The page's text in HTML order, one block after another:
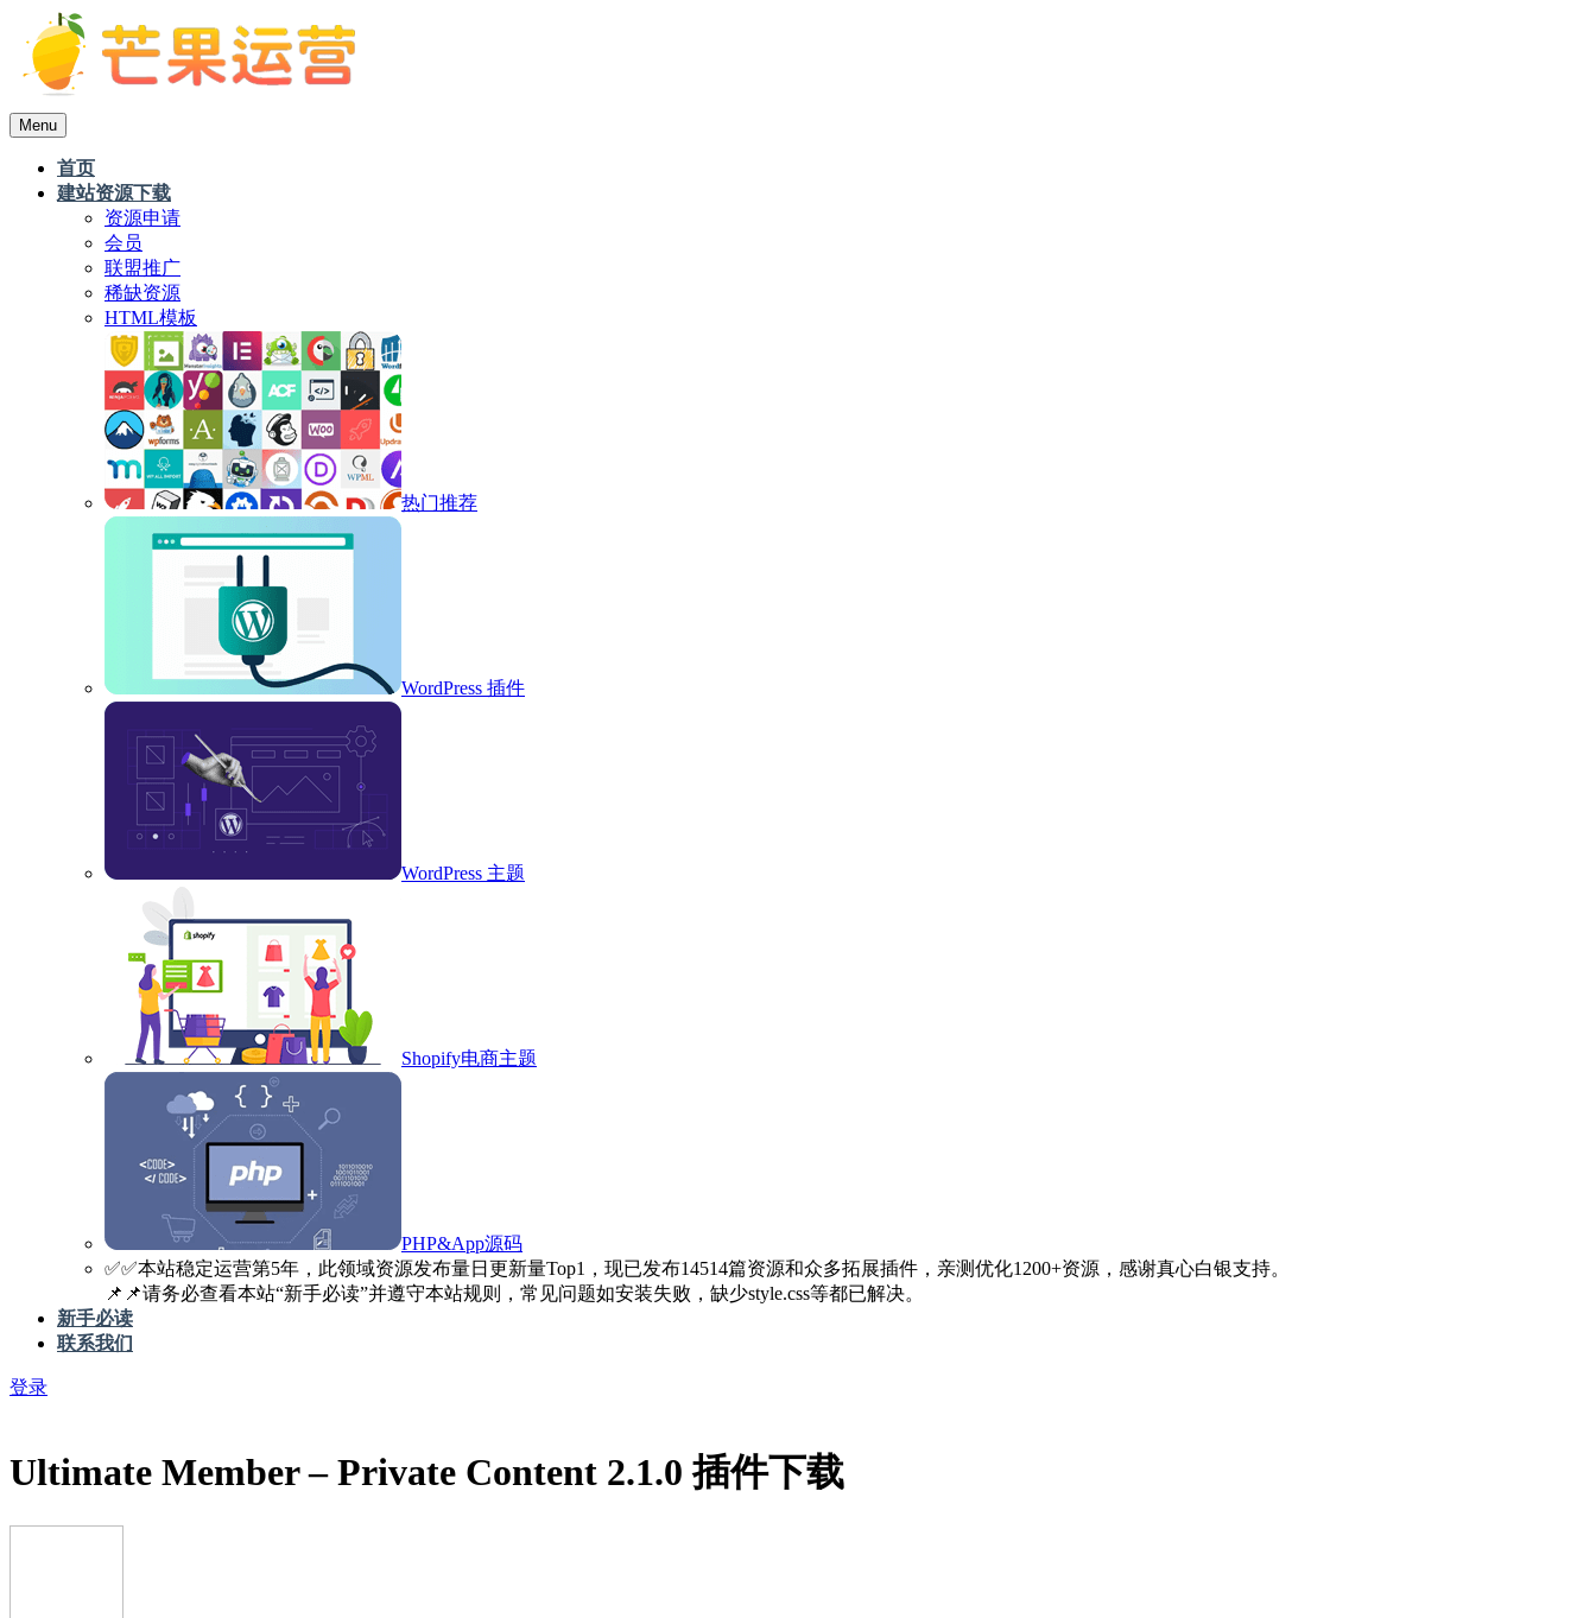
Menu
首页
建站资源下载
资源申请
会员
联盟推广
稀缺资源
HTML模板
热门推荐
WordPress 插件
WordPress 主题
Shopify电商主题
PHP&App源码
✅️✅️本站稳定运营第5年，此领域资源发布量日更新量Top1，现已发布14514篇资源和众多拓展插件，亲测优化1200+资源，感谢真心白银支持。
📌📌请务必查看本站“新手必读”并遵守本站规则，常见问题如安装失败，缺少style.css等都已解决。
新手必读
联系我们
登录
Ultimate Member – Private Content 2.1.0 插件下载